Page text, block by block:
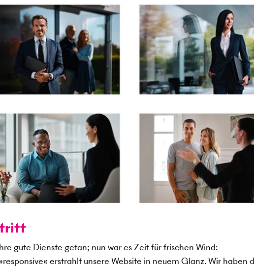
gute Dienste getan; nun war es Zeit für frischen Wind:
erstrahlt unsere Website in neuem Glanz. Wir haben